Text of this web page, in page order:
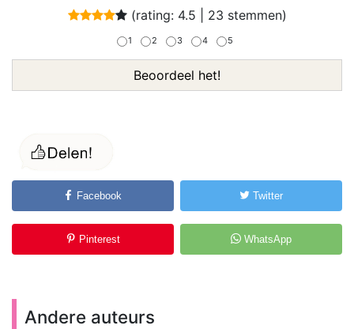
(rating: 4.5 23 stemmen)
1 2 3 4 5
Beoordeel het!
Facebook Twitter
Pinterest WhatsApp
Andere auteurs